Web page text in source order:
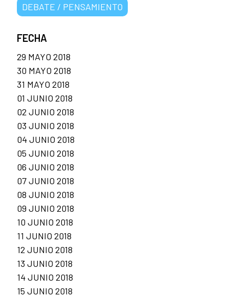
DEBATE / PENSAMIENTO
FECHA
29 MAYO 2018
30 MAYO 2018
31 MAYO 2018
01 JUNIO 2018
02 JUNIO 2018
03 JUNIO 2018
04 JUNIO 2018
05 JUNIO 2018
06 JUNIO 2018
07 JUNIO 2018
08 JUNIO 2018
09 JUNIO 2018
10 JUNIO 2018
11 JUNIO 2018
12 JUNIO 2018
13 JUNIO 2018
14 JUNIO 2018
15 JUNIO 2018